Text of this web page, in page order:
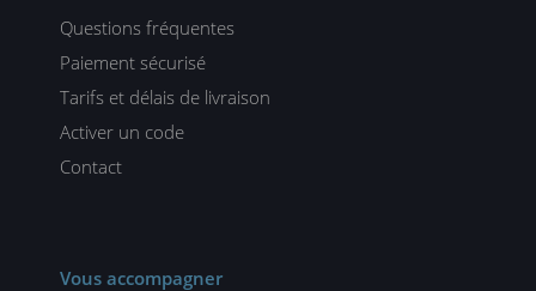
Questions fréquentes
Paiement sécurisé
Tarifs et délais de livraison
Activer un code
Contact
Vous accompagner